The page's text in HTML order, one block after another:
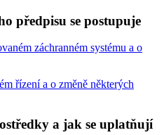
předpisu se postupuje
záchranném systému a o
řízení a o změně některých
a jak se uplatňují